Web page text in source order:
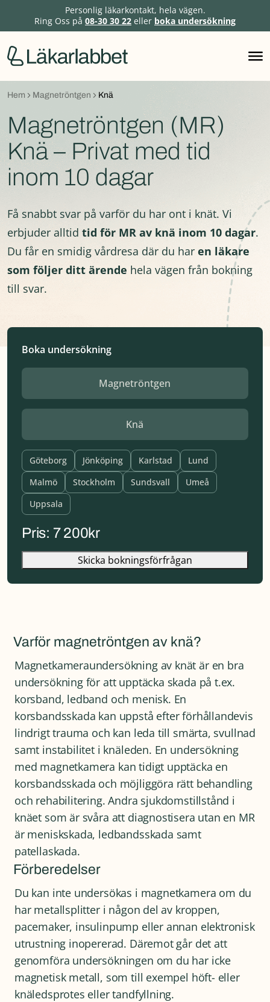
till
innehåll
Personlig läkarkontakt, hela vägen.
Ring Oss på 08-30 30 22 eller boka undersökning
Hem Magnetröntgen Knä
Magnetröntgen (MR)
Knä – Privat med tid
inom 10 dagar
Få snabbt svar på varför du har ont i knät. Vi
erbjuder alltid tid för MR av knä inom 10 dagar.
Du får en smidig vårdresa där du har en läkare
som följer ditt ärende hela vägen från bokning
till svar.
Varför magnetröntgen av knä?
Magnetkameraundersökning av knät är en bra
undersökning för att upptäcka skada på t.ex.
korsband, ledband och menisk. En
korsbandsskada kan uppstå efter förhållandevis
lindrigt trauma och kan leda till smärta, svullnad
samt instabilitet i knäleden. En undersökning
med magnetkamera kan tidigt upptäcka en
korsbandsskada och möjliggöra rätt behandling
och rehabilitering. Andra sjukdomstillstånd i
knäet som är svåra att diagnostisera utan en MR
är meniskskada, ledbandsskada samt
patellaskada.
Förberedelser
Du kan inte undersökas i magnetkamera om du
har metallsplitter i någon del av kroppen,
pacemaker, insulinpump eller annan elektronisk
utrustning inopererad. Däremot går det att
genomföra undersökningen om du har icke
magnetisk metall, som till exempel höft- eller
knäledsprotes eller tandfyllning.
Boka undersökning
Parent
Name
Göteborg
Jönköping Karlstad
Lund
Malmö
Stockholm Sundsvall
Umeå
Uppsala
Skicka bokningsförfrågan